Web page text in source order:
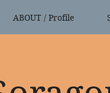
ABOUT / Profile